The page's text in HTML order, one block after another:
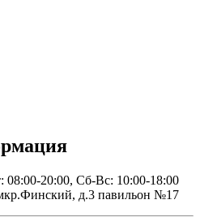
20:00, Сб-Вс: 10:00-18:00
д.3 павильон №17